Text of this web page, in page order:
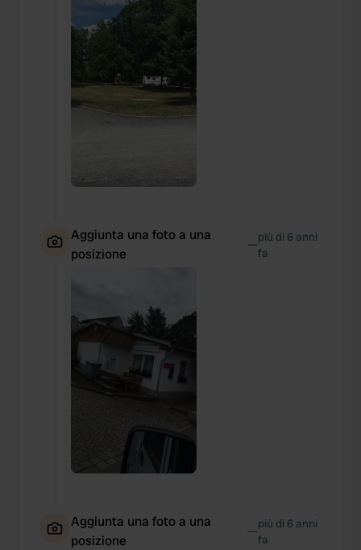
Aggiunta una foto a una
posizione
—più di 6 anni
fa
Aggiunta una foto a una
posizione
—più di 6 anni
fa